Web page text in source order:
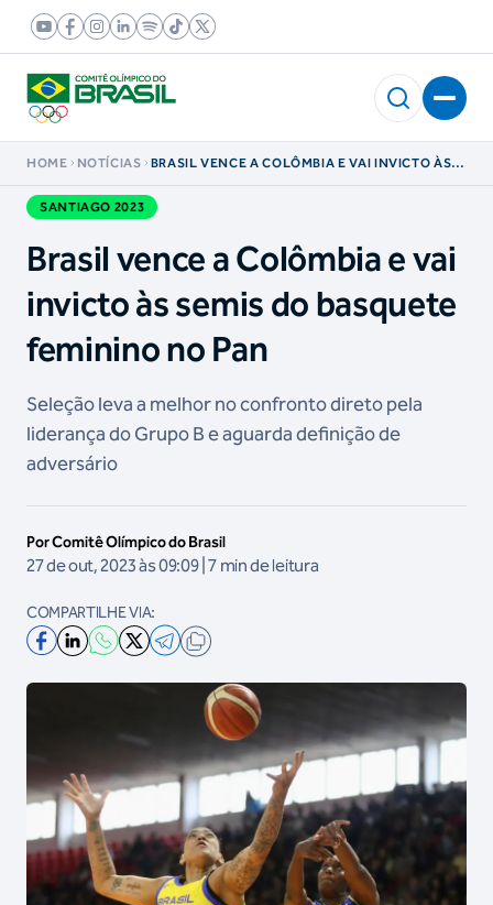
HOME NOTÍCIAS
BRASIL VENCE A COLÔMBIA E VAI INVICTO ÀS
SANTIAGO 2023
Brasil vence a Colômbia e vai
invicto às semis do basquete
feminino no Pan
Seleção leva a melhor no confronto direto pela
liderança do Grupo B e aguarda definição de
adversário
Por Comitê Olímpico do Brasil
27 de out, 2023 às 09:09 | 7 min de leitura
COMPARTILHE VIA: